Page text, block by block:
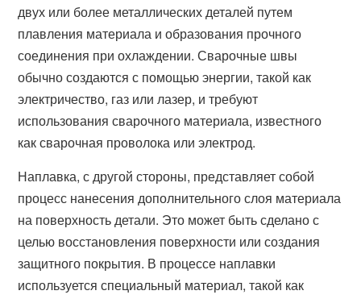
двух или более металлических деталей путем
плавления материала и образования прочного
соединения при охлаждении. Сварочные швы
обычно создаются с помощью энергии, такой как
электричество, газ или лазер, и требуют
использования сварочного материала, известного
как сварочная проволока или электрод.
Наплавка, с другой стороны, представляет собой
процесс нанесения дополнительного слоя материала
на поверхность детали. Это может быть сделано с
целью восстановления поверхности или создания
защитного покрытия. В процессе наплавки
используется специальный материал, такой как